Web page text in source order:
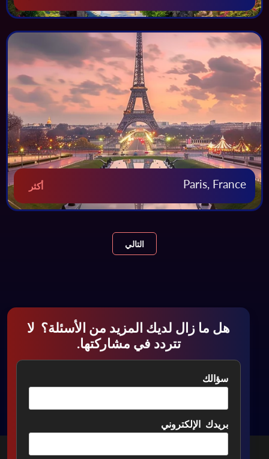
Paris, France أكثر
التالي
هل ما زال لديك المزيد من الأسئلة؟ لا
تتردد في مشاركتها.
سؤالك
بريدك الإلكتروني